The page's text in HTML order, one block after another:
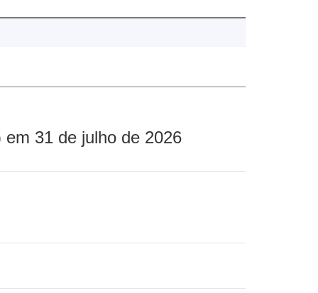
31 de julho de 2026